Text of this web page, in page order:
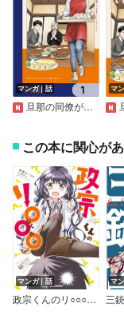
マンガ｜話
旦那の同僚がエルフかもしれません【分冊版】
マ
この本に関心が
マンガ｜話
政宗くんのリ○○○【試し読み増量版】
マ
三